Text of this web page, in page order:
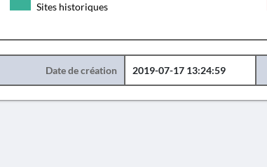
Sites historiques
Date de création 2019-07-17 13:24:59